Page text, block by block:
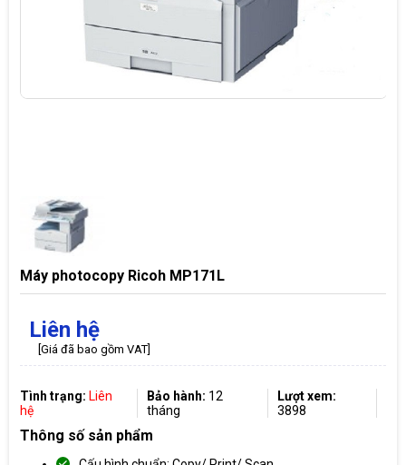
Máy photocopy Ricoh MP171L
Liên hệ
[Giá đã bao gồm VAT]
Tình trạng: Liên
hệ
Bảo hành: 12
tháng
Lượt xem:
3898
Thông số sản phẩm